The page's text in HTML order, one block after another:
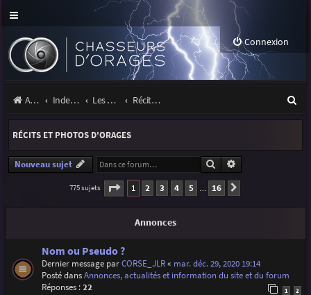
Connexion
Accueil Index du forum Les orages Récits et photos d'orages
e
r
RÉCITS ET PHOTOS D'ORAGES
Nouveau sujet Rechercher
775 sujets Page 1sur 16
1 2 3 4 5 … 16
Annonces
Nom ou Pseudo ?
Dernier message parCORSE_JLR« mar. déc. 29, 2020 19:14
Posté dansAnnonces, actualités et information du site et du forum
Réponses :22 1 2